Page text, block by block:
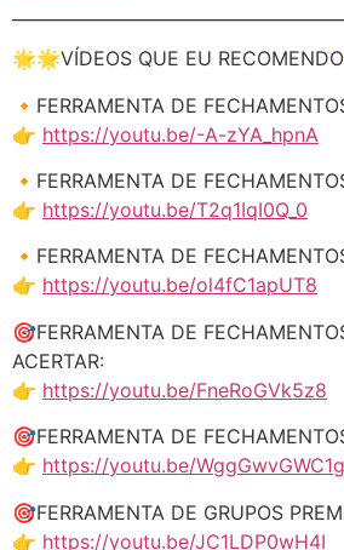
🌟🌟VÍDEOS QUE EU
🔸FERRAMENTA DE
👉 https://youtu.be/-A-zYA_hpnA
🔸FERRAMENTA DE
👉 https://youtu.be/T2q1IqI0Q_0
🔸FERRAMENTA DE
👉 https://youtu.be/ol4fC1apUT8
🎯FERRAMENTA DE
ACERTAR:
👉 https://youtu.be/FneRoGVk5z8
🎯FERRAMENTA DE
👉 https://youtu.be/WggGwvGWC1g
🎯FERRAMENTA DE GRUPOS
👉 https://youtu.be/JC1LDP0wH4I